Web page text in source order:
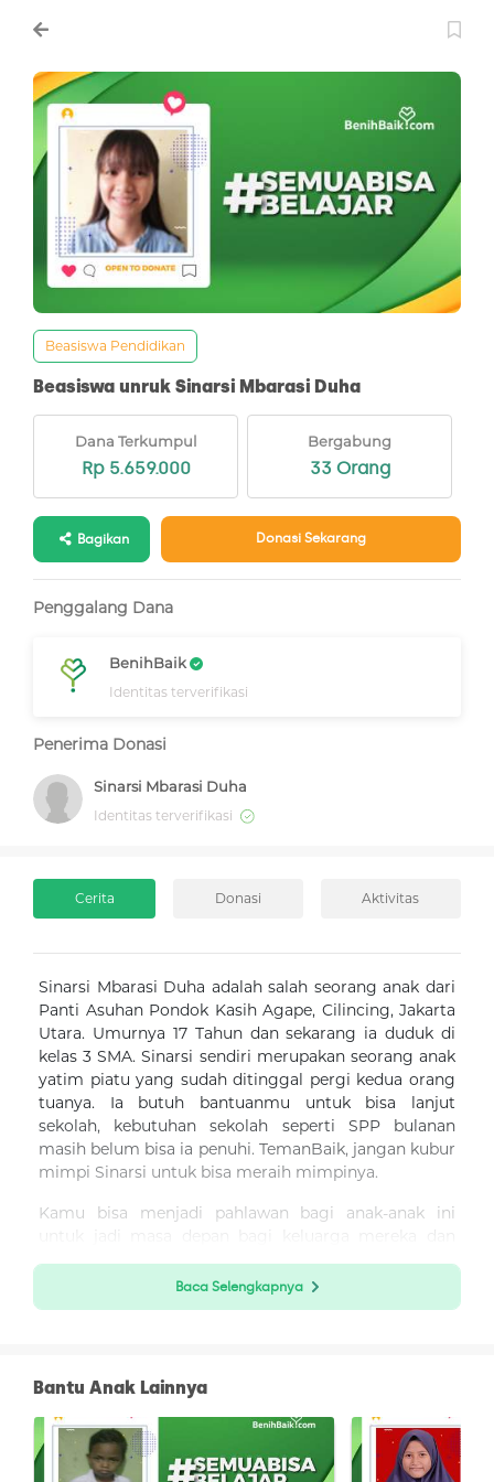
Beasiswa Pendidikan
Beasiswa unruk Sinarsi Mbarasi Duha
Dana Terkumpul
Rp 5.659.000
Bergabung
33 Orang
Bagikan Donasi Sekarang
Penggalang Dana
BenihBaik
Identitas terverifikasi
Penerima Donasi
Sinarsi Mbarasi Duha
Identitas terverifikasi
Cerita Donasi Aktivitas
Sinarsi Mbarasi Duha adalah salah seorang anak dari
Panti Asuhan Pondok Kasih Agape, Cilincing, Jakarta
Utara. Umurnya 17 Tahun dan sekarang ia duduk di
kelas 3 SMA. Sinarsi sendiri merupakan seorang anak
yatim piatu yang sudah ditinggal pergi kedua orang
tuanya. Ia butuh bantuanmu untuk bisa lanjut
sekolah, kebutuhan sekolah seperti SPP bulanan
masih belum bisa ia penuhi. TemanBaik, jangan kubur
mimpi Sinarsi untuk bisa meraih mimpinya.
Kamu bisa menjadi pahlawan bagi anak-anak ini
Indonesia lewat program #Semuabisabelajar dengan
OVO, DANA, LinkAja, ShopeePay, GoPay, Sakuku, BRI
E-Pay dan BCA Klik-Pay. Bisa juga lewat transfer
antarbank (BRI, Mandiri, BCA, BNI).
Baca Selengkapnya
Bantu Anak Lainnya